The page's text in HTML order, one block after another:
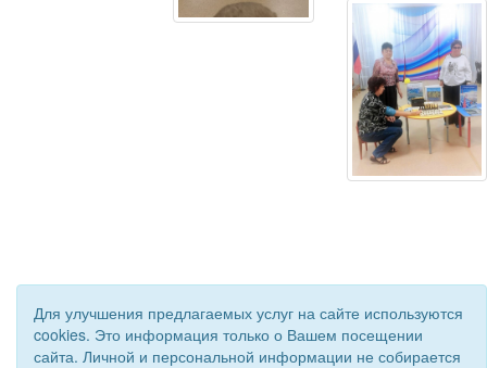
© 2019 - 2026 Астраханская областная организация ВОС. Все
Для улучшения предлагаемых услуг на сайте используются
cookies. Это информация только о Вашем посещении
сайта. Личной и персональной информации не собирается